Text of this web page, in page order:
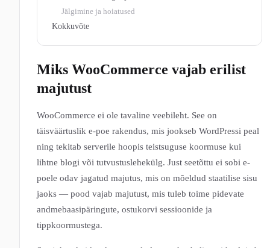
Jälgimine ja hoiatused
Kokkuvõte
Miks WooCommerce vajab erilist
majutust
WooCommerce ei ole tavaline veebileht. See on
täisväärtuslik e-poe rakendus, mis jookseb WordPressi peal
ning tekitab serverile hoopis teistsuguse koormuse kui
lihtne blogi või tutvustuslehekülg. Just seetõttu ei sobi e-
poele odav jagatud majutus, mis on mõeldud staatilise sisu
jaoks — pood vajab majutust, mis tuleb toime pidevate
andmebaasipäringute, ostukorvi sessioonide ja
tippkoormustega.